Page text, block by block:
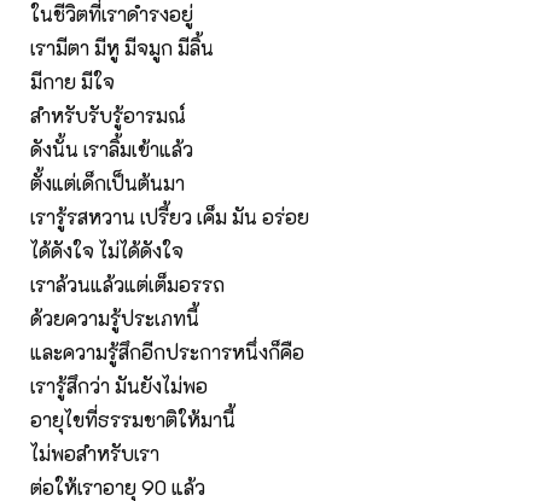
ในชีวิตที่เราดำรงอยู่
เรามีตา มีหู มีจมูก มีลิ้น
มีกาย มีใจ
สำหรับรับรู้อารมณ์
ดังนั้น เราลิ้มเข้าแล้ว
ตั้งแต่เด็กเป็นต้นมา
เรารู้รสหวาน เปรี้ยว เค็ม มัน อร่อย
ได้ดังใจ ไม่ได้ดังใจ
เราล้วนแล้วแต่เต็มอรรถ
ด้วยความรู้ประเภทนี้
และความรู้สึกอีกประการหนึ่งก็คือ
เรารู้สึกว่า มันยังไม่พอ
อายุไขที่ธรรมชาติให้มานี้
ไม่พอสำหรับเรา
ต่อให้เราอายุ 90 แล้ว